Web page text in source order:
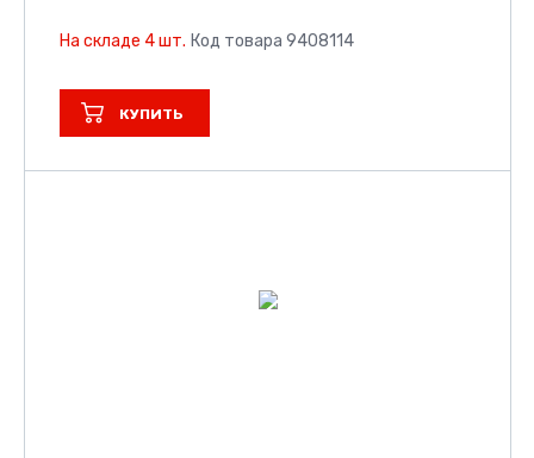
На складе 4 шт. Код товара 9408114
КУПИТЬ